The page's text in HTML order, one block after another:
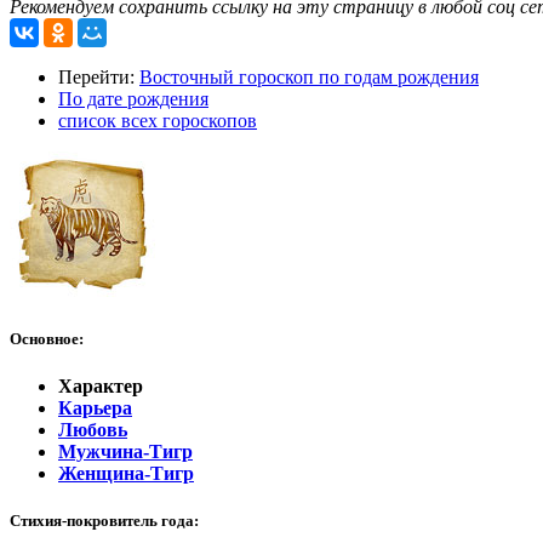
Рекомендуем сохранить ссылку на эту страницу в любой соц
Перейти: Восточный гороскоп по годам рождения
По дате рождения
список всех гороскопов
Основное:
Характер
Карьера
Любовь
Мужчина-Тигр
Женщина-Тигр
Стихия-покровитель года: